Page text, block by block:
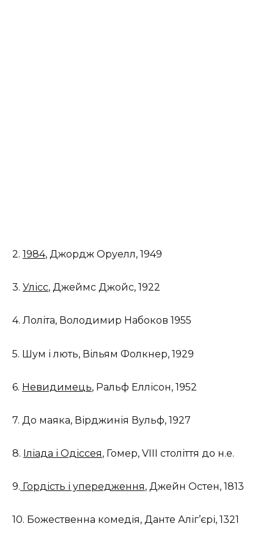
2. 1984, Джордж Оруелл, 1949
3. Улісс, Джеймс Джойс, 1922
4. Лоліта, Володимир Набоков 1955
5. Шум і лють, Вільям Фолкнер, 1929
6. Невидимець, Ральф Еллісон, 1952
7. До маяка, Вірджинія Вульф, 1927
8. Іліада і Одіссея, Гомер, VIII століття до н.е.
9. Гордість і упередження, Джейн Остен, 1813
10. Божественна комедія, Данте Аліг’єрі, 1321